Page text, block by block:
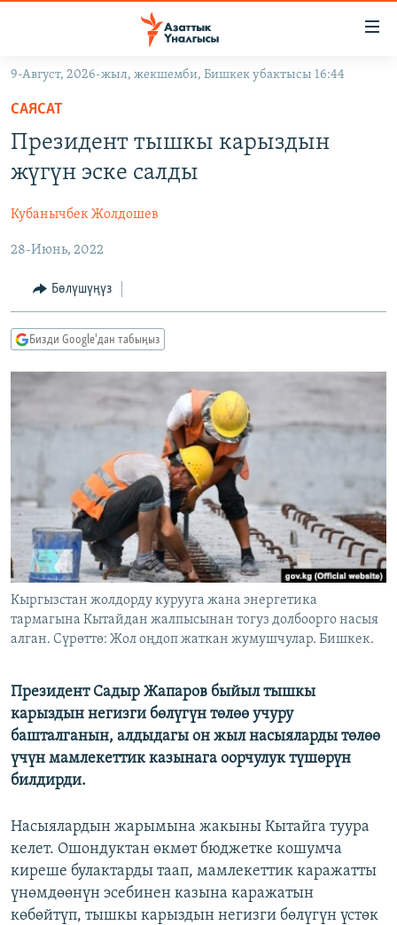
Навигацияга
өтүңүз
Издөөгө
салыңызКЫРГЫЗСТАН
ЭКОНОМИКА
МАДАНИЯТ
ДҮЙНӨ
БОРБОР АЗИЯ
УКРАИНА
АТАЙЫН ИЛИКТӨӨ
ТВ ПРОГРАММАЛАР
БҮГҮН АЗАТТЫКТА
БИЗ ЖАНА ДҮЙНӨ
ДАНИСТЕ
ЫҢГАЙСЫЗ СУРООЛОР
ПОДКАСТ
ӨЗГӨЧӨ ПИКИР
ОНЛАЙН ШЕРИНЕ
ЭЕ/АРнун бардык сайттары
9-Август, 2026-жыл, жекшемби, Бишкек убактысы 16:44
САЯСАТ
Президент тышкы карыздын
жүгүн эске салды
Кубанычбек Жолдошев
28-Июнь, 2022
Бөлүшүңүз
Бизди Google'дан табыңыз
Кыргызстан жолдорду курууга жана энергетика
тармагына Кытайдан жалпысынан тогуз долбоорго насыя
алган. Сүрөттө: Жол оңдоп жаткан жумушчулар. Бишкек.
Президент Садыр Жапаров быйыл тышкы
карыздын негизги бөлүгүн төлөө учуру
башталганын, алдыдагы он жыл насыяларды төлөө
үчүн мамлекеттик казынага оорчулук түшөрүн
билдирди.
Насыялардын жарымына жакыны Кытайга туура
келет. Ошондуктан өкмөт бюджетке кошумча
киреше булактарды таап, мамлекеттик каражатты
үнөмдөөнүн эсебинен казына каражатын
көбөйтүп, тышкы карыздын негизги бөлүгүн үстөк